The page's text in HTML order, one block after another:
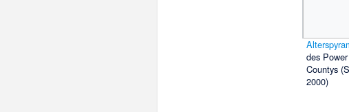
des Power
Countys
2000)